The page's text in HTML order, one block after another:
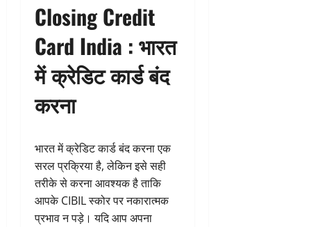
Closing Credit
Card India : भारत
में क्रेडिट कार्ड बंद
करना
भारत में क्रेडिट कार्ड बंद करना एक
सरल प्रक्रिया है, लेकिन इसे सही
तरीके से करना आवश्यक है ताकि
आपके CIBIL स्कोर पर नकारात्मक
प्रभाव न पड़े। यदि आप अपना